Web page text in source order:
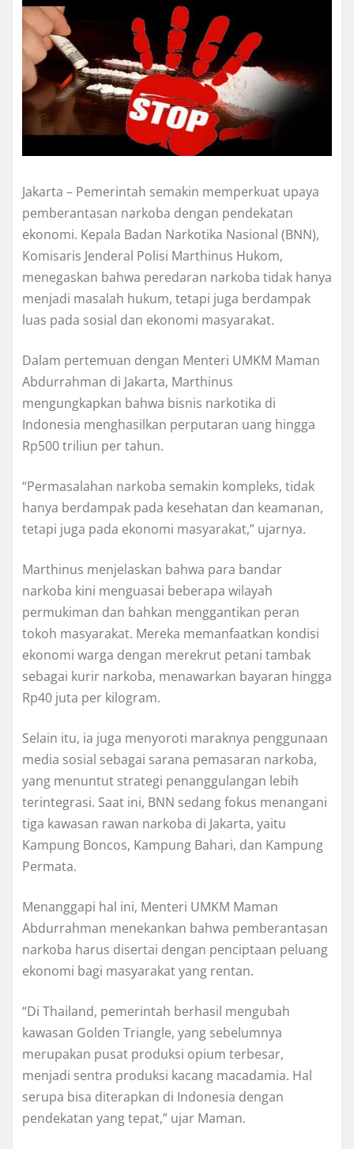
Jakarta – Pemerintah semakin memperkuat upaya
pemberantasan narkoba dengan pendekatan
ekonomi. Kepala Badan Narkotika Nasional (BNN),
Komisaris Jenderal Polisi Marthinus Hukom,
menegaskan bahwa peredaran narkoba tidak hanya
menjadi masalah hukum, tetapi juga berdampak
luas pada sosial dan ekonomi masyarakat.
Dalam pertemuan dengan Menteri UMKM Maman
Abdurrahman di Jakarta, Marthinus
mengungkapkan bahwa bisnis narkotika di
Indonesia menghasilkan perputaran uang hingga
Rp500 triliun per tahun.
“Permasalahan narkoba semakin kompleks, tidak
hanya berdampak pada kesehatan dan keamanan,
tetapi juga pada ekonomi masyarakat,” ujarnya.
Marthinus menjelaskan bahwa para bandar
narkoba kini menguasai beberapa wilayah
permukiman dan bahkan menggantikan peran
tokoh masyarakat. Mereka memanfaatkan kondisi
ekonomi warga dengan merekrut petani tambak
sebagai kurir narkoba, menawarkan bayaran hingga
Rp40 juta per kilogram.
Selain itu, ia juga menyoroti maraknya penggunaan
media sosial sebagai sarana pemasaran narkoba,
yang menuntut strategi penanggulangan lebih
terintegrasi. Saat ini, BNN sedang fokus menangani
tiga kawasan rawan narkoba di Jakarta, yaitu
Kampung Boncos, Kampung Bahari, dan Kampung
Permata.
Menanggapi hal ini, Menteri UMKM Maman
Abdurrahman menekankan bahwa pemberantasan
narkoba harus disertai dengan penciptaan peluang
ekonomi bagi masyarakat yang rentan.
“Di Thailand, pemerintah berhasil mengubah
kawasan Golden Triangle, yang sebelumnya
merupakan pusat produksi opium terbesar,
menjadi sentra produksi kacang macadamia. Hal
serupa bisa diterapkan di Indonesia dengan
pendekatan yang tepat,” ujar Maman.